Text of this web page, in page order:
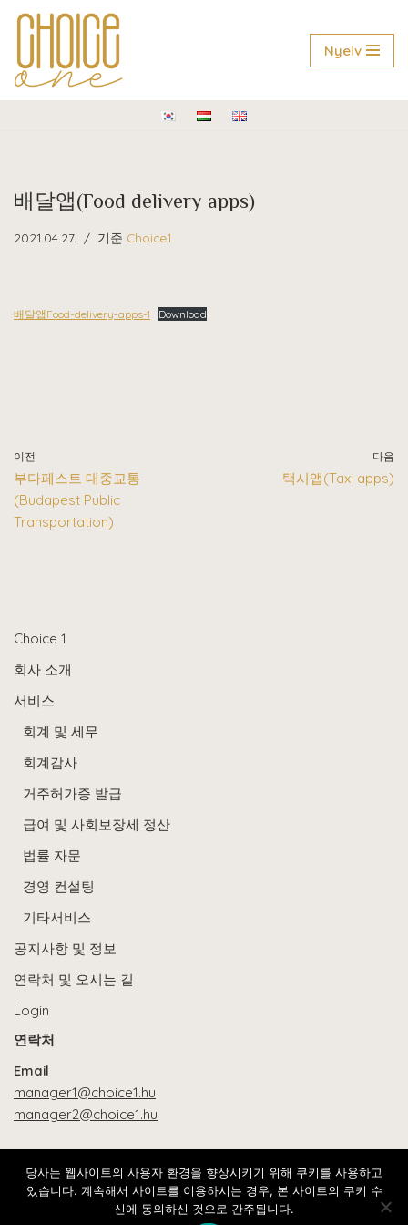
텐
츠
기
Nyelv
배달앱(Food delivery apps)
2021.04.27. 기준 Choice1
배달앱Food-delivery-apps-1 Download
이전
부다페스트 대중교통
(Budapest Public
Transportation)
다음
택시앱(Taxi apps)
Choice 1
회사 소개
서비스
회계 및 세무
회계감사
거주허가증 발급
급여 및 사회보장세 정산
법률 자문
경영 컨설팅
기타서비스
공지사항 및 정보
연락처 및 오시는 길
Login
연락처
Email
manager1@choice1.hu
manager2@choice1.hu
Address
1063 Budapest Bajnok utca 12, fszt 1.
당사는 웹사이트의 사용자 환경을 향상시키기 위해 쿠키를 사용하고
있습니다. 계속해서 사이트를 이용하시는 경우, 본 사이트의 쿠키 수
신에 동의하신 것으로 간주됩니다.